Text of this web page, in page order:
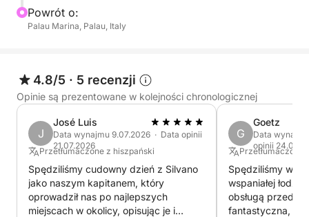
widoki, odkrywać spokojne brzegi lub po prostu
zrelaksować się w spokojnej atmosferze tego
Jako idealny akcent końcowy, będziesz mieć
możliwość skorzystania z postoju w restauracji na
jednej z wysp, gdzie możesz delektować się pyszną
kuchnią sardyńską w urokliwym wyspiarskim
otoczeniu. Od świeżych owoców morza po lokalne
specjały, ten posiłek dodaje smaku Twojemu dniu —
gorąco polecamy, aby prawdziwie poczuć smak
Morza Śródziemnego.
Powrót o:
Palau Marina, Palau, Italy
4.8/5 · 5 recenzji
Opinie są prezentowane w kolejności chronologicznej
J
José Luis
Data wynajmu 9.07.2026 · Data opinii
21.07.2026
Przetłumaczone z hiszpański
Spędziliśmy cudowny dzień z Silvano
jako naszym kapitanem, który
oprowadził nas po najlepszych
miejscach w okolicy, opisując je i
G
Goetz
Data
opinii
Przetłumaczone
Spędziliśmy
wspaniałej łodzi.
obsługą przed
fantastyczna, a